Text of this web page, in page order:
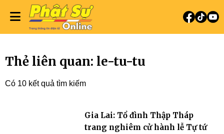
Thẻ liên quan: le-tu-tu
Có 10 kết quả tìm kiếm
Gia Lai: Tổ đình Thập Tháp
trang nghiêm cử hành lễ Tự tứ